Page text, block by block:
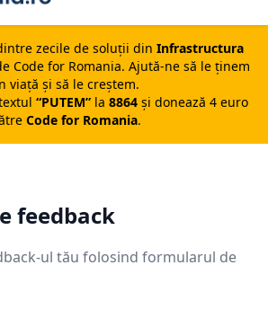
zecile de soluții din Infrastructura
Code for Romania. Ajută-ne să le ținem
viață și să le creștem.
“PUTEM” la 8864 și donează 4 euro
Code for Romania.
feedback
ul tău folosind formularul de